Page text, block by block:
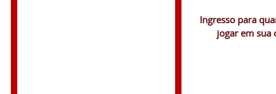
Ingresso para
jogar em sua